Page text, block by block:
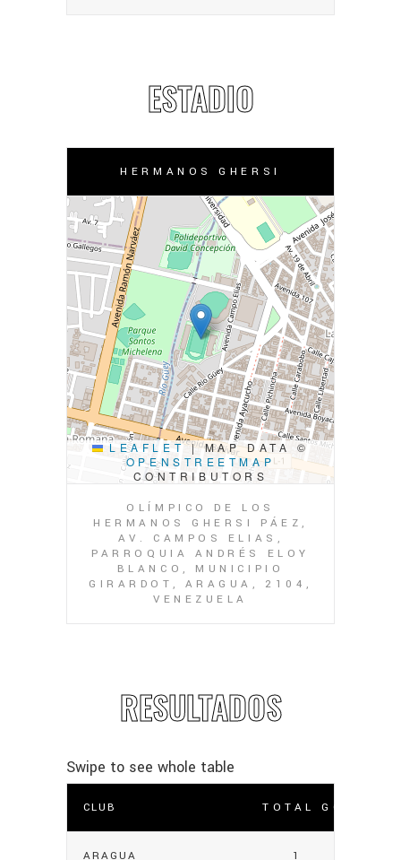
ESTADIO
HERMANOS GHERSI
LEAFLET |MAP DATA ©
OPENSTREETMAP
CONTRIBUTORS
OLÍMPICO DE LOS
HERMANOS GHERSI PÁEZ,
AV. CAMPOS ELIAS,
PARROQUIA ANDRÉS ELOY
BLANCO, MUNICIPIO
GIRARDOT, ARAGUA, 2104,
VENEZUELA
RESULTADOS
CLUB TOTAL GOLES
ARAGUA 1